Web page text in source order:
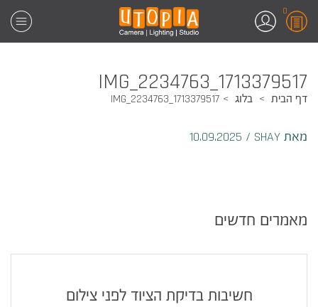
0
1713379517_IMG_2234763
דף הבית בלוג 1713379517_IMG_2234763
מאת SHAY /
מאמרים חדשים
חשיבות בדיקת הציוד לפני צילום